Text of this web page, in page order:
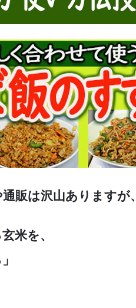
販は沢山ありますが、
米を、